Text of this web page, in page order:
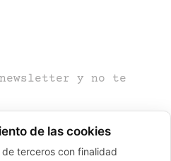
y no te
de las cookies
terceros con finalidad